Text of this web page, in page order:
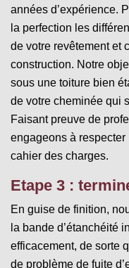
années d’expérience.
la perfection les
de votre revêtement et
construction. Notre
sous une toiture bien
de votre cheminée qui
Faisant preuve de
engageons à
cahier des charges.
Etape 3 :
En guise de finition,
la bande d’étanchéité
efficacement, de sorte
de problème de fuite